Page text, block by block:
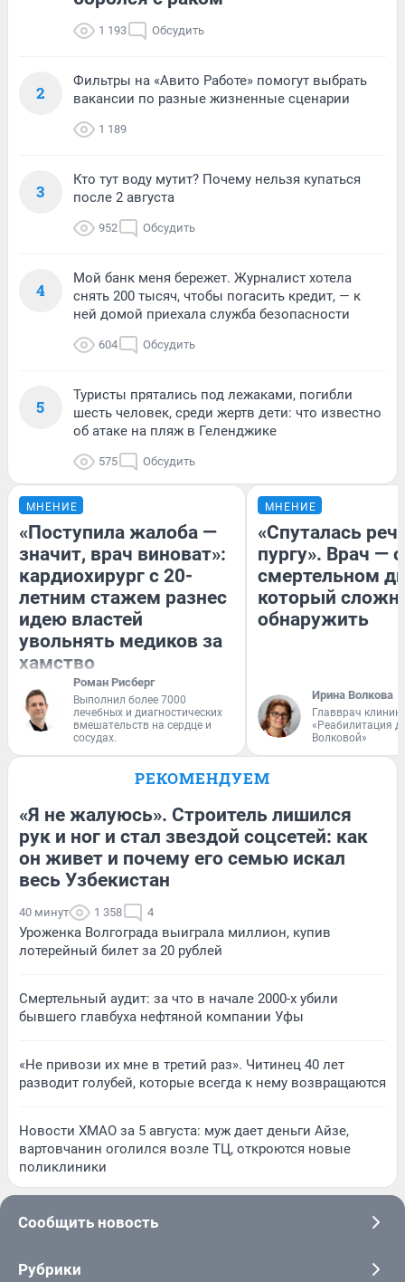
1 193 Обсудить
2
Фильтры на «Авито Работе» помогут выбрать
вакансии по разные жизненные сценарии
1 189
3
Кто тут воду мутит? Почему нельзя купаться
после 2 августа
952 Обсудить
4
Мой банк меня бережет. Журналист хотела
снять 200 тысяч, чтобы погасить кредит, — к
ней домой приехала служба безопасности
604 Обсудить
5
Туристы прятались под лежаками, погибли
шесть человек, среди жертв дети: что известно
об атаке на пляж в Геленджике
575 Обсудить
МНЕНИЕ
«Поступила жалоба —
значит, врач виноват»:
кардиохирург с 20-
летним стажем разнес
идею властей
увольнять медиков за
хамство
Роман Рисберг
Выполнил более 7000
лечебных и диагностических
вмешательств на сердце и
сосудах.
МНЕНИЕ
«Спуталась
пургу». Врач — о
смертельном
который
обнаружить
Ирина Волкова
Главврач
«Реабилитация
Волковой»
РЕКОМЕНДУЕМ
«Я не жалуюсь». Строитель лишился
рук и ног и стал звездой соцсетей: как
он живет и почему его семью искал
весь Узбекистан
40 минут 1 358 4
Уроженка Волгограда выиграла миллион, купив
лотерейный билет за 20 рублей
Смертельный аудит: за что в начале 2000-х убили
бывшего главбуха нефтяной компании Уфы
«Не привози их мне в третий раз». Читинец 40 лет
разводит голубей, которые всегда к нему возвращаются
Новости ХМАО за 5 августа: муж дает деньги Айзе,
вартовчанин оголился возле ТЦ, откроются новые
поликлиники
Сообщить новость
Рубрики